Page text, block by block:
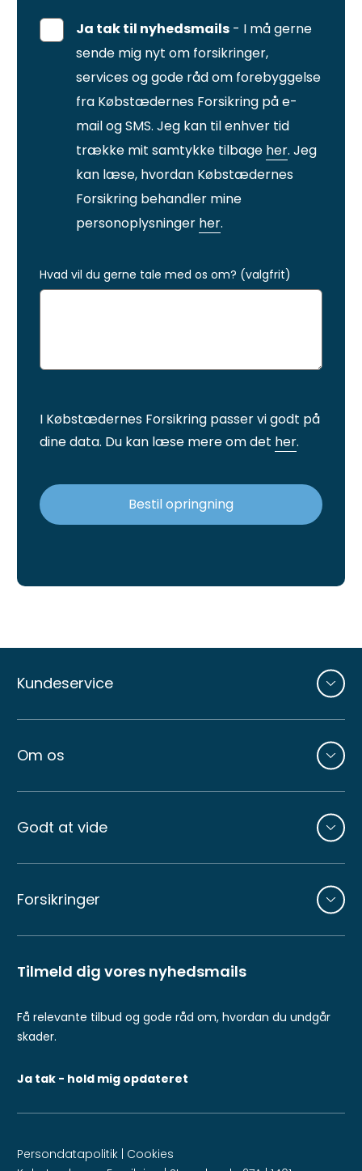
Ja tak til nyhedsmails - I må gerne
sende mig nyt om forsikringer,
services og gode råd om forebyggelse
fra Købstædernes Forsikring på e-
mail og SMS. Jeg kan til enhver tid
trække mit samtykke tilbage her. Jeg
kan læse, hvordan Købstædernes
Forsikring behandler mine
personoplysninger her.
Hvad vil du gerne tale med os om? (valgfrit)
I Købstædernes Forsikring passer vi godt på
dine data. Du kan læse mere om det her.
Bestil opringning
sider
Kundeservice
Om os
Godt at vide
Forsikringer
Tilmeld dig vores nyhedsmails
Få relevante tilbud og gode råd om, hvordan du undgår
skader.
Ja tak - hold mig opdateret
Persondatapolitik | Cookies